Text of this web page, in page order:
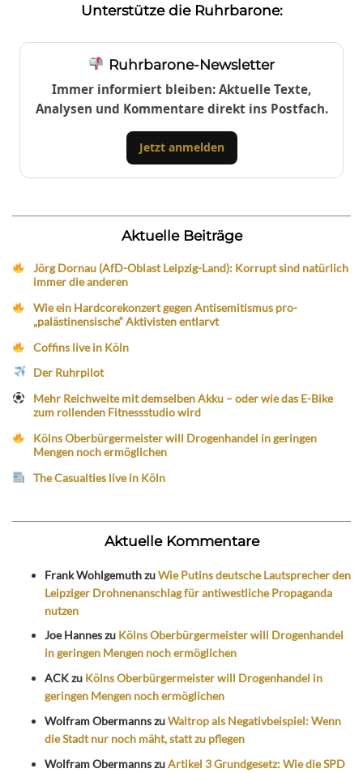
Unterstütze die Ruhrbarone:
Ruhrbarone-Newsletter
Immer informiert bleiben: Aktuelle Texte,
Analysen und Kommentare direkt ins Postfach.
Jetzt anmelden
Aktuelle Beiträge
Jörg Dornau (AfD-Oblast Leipzig-Land): Korrupt sind natürlich
immer die anderen
Wie ein Hardcorekonzert gegen Antisemitismus pro-
„palästinensische“ Aktivisten entlarvt
Coffins live in Köln
Der Ruhrpilot
Mehr Reichweite mit demselben Akku – oder wie das E-Bike
zum rollenden Fitnessstudio wird
Kölns Oberbürgermeister will Drogenhandel in geringen
Mengen noch ermöglichen
The Casualties live in Köln
Aktuelle Kommentare
Frank WohlgemuthzuWie Putins deutsche Lautsprecher den
Leipziger Drohnenanschlag für antiwestliche Propaganda
nutzen
Joe Hanneszu Kölns Oberbürgermeister will Drogenhandel
in geringen Mengen noch ermöglichen
ACKzu Kölns Oberbürgermeister will Drogenhandel in
geringen Mengen noch ermöglichen
Wolfram ObermannszuWaltrop als Negativbeispiel: Wenn
die Stadt nur noch mäht, statt zu pflegen
Wolfram ObermannszuArtikel 3 Grundgesetz: Wie die SPD